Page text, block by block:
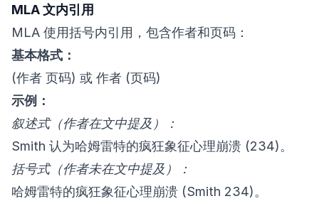
MLA 文内引用
MLA 使用括号内引用，包含作者和页码：
基本格式：
(作者 页码) 或 作者 (页码)
示例：
叙述式（作者在文中提及）：
Smith 认为哈姆雷特的疯狂象征心理崩溃 (234)。
括号式（作者未在文中提及）：
哈姆雷特的疯狂象征心理崩溃 (Smith 234)。